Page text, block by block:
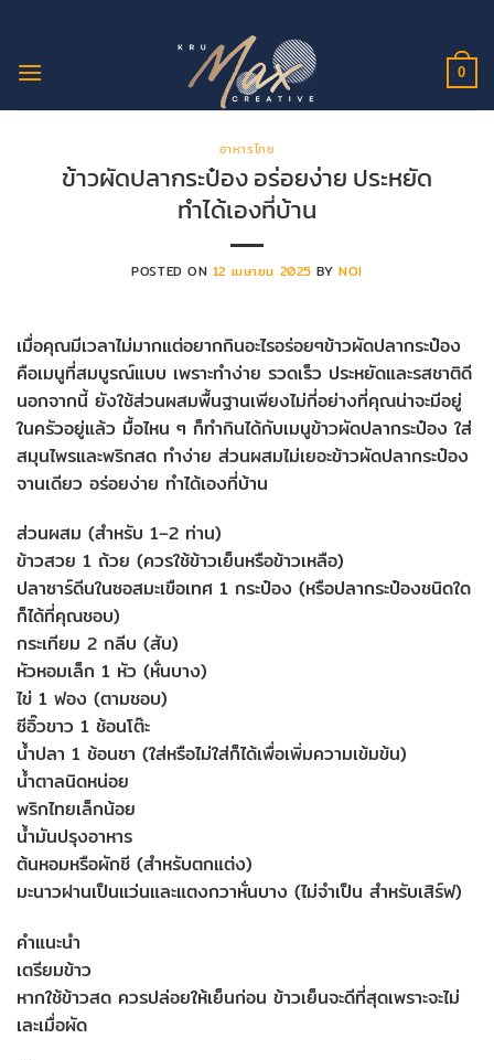
ยัง
0
อาหารไทย
ข้าวผัดปลากระป๋อง อร่อยง่าย ประหยัด
ทำได้เองที่บ้าน
POSTED ON 12 เมษายน 2025 BY NOI
เมื่อคุณมีเวลาไม่มากแต่อยากกินอะไรอร่อยๆข้าวผัดปลากระป๋อง
คือเมนูที่สมบูรณ์แบบ เพราะทำง่าย รวดเร็ว ประหยัดและรสชาติดี
นอกจากนี้ ยังใช้ส่วนผสมพื้นฐานเพียงไม่กี่อย่างที่คุณน่าจะมีอยู่
ในครัวอยู่แล้ว มื้อไหน ๆ ก็ทำกินได้กับเมนูข้าวผัดปลากระป๋อง ใส่
สมุนไพรและพริกสด ทำง่าย ส่วนผสมไม่เยอะข้าวผัดปลากระป๋อง
จานเดียว อร่อยง่าย ทำได้เองที่บ้าน
ส่วนผสม (สำหรับ 1–2 ท่าน)
ข้าวสวย 1 ถ้วย (ควรใช้ข้าวเย็นหรือข้าวเหลือ)
ปลาซาร์ดีนในซอสมะเขือเทศ 1 กระป๋อง (หรือปลากระป๋องชนิดใด
ก็ได้ที่คุณชอบ)
กระเทียม 2 กลีบ (สับ)
หัวหอมเล็ก 1 หัว (หั่นบาง)
ไข่ 1 ฟอง (ตามชอบ)
ซีอิ๊วขาว 1 ช้อนโต๊ะ
น้ำปลา 1 ช้อนชา (ใส่หรือไม่ใส่ก็ได้เพื่อเพิ่มความเข้มข้น)
น้ำตาลนิดหน่อย
พริกไทยเล็กน้อย
น้ำมันปรุงอาหาร
ต้นหอมหรือผักชี (สำหรับตกแต่ง)
มะนาวฝานเป็นแว่นและแตงกวาหั่นบาง (ไม่จำเป็น สำหรับเสิร์ฟ)
คำแนะนำ
เตรียมข้าว
หากใช้ข้าวสด ควรปล่อยให้เย็นก่อน ข้าวเย็นจะดีที่สุดเพราะจะไม่
เละเมื่อผัด